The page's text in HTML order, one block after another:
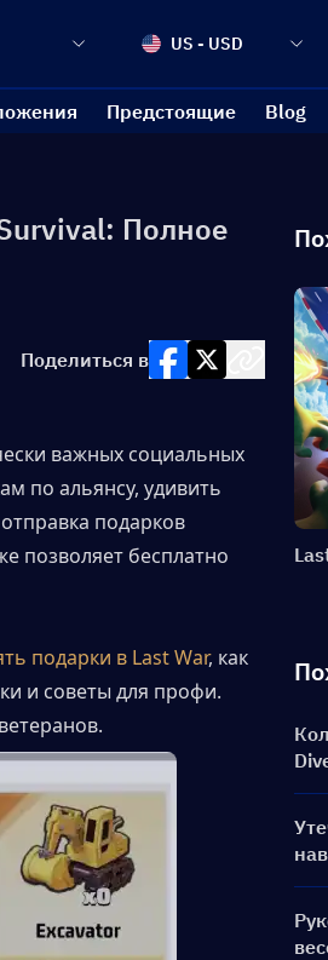
US - USD
Предстоящие Blog
Полное
Поделиться в
важных социальных
по альянсу, удивить
подарков
позволяет бесплатно
подарки в Last War, как
и советы для профи.